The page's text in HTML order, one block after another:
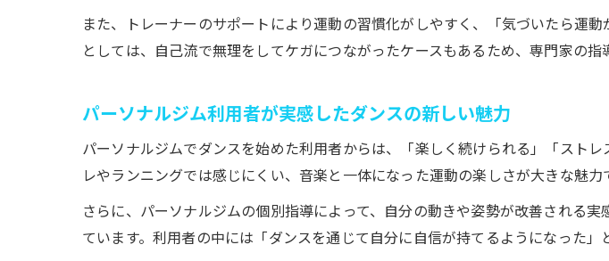
歩くよりも効果が高い
パーソナルジムで始める
パーソナルジムがサポ
パーソナルジムのダン
また、トレーナーのサポートにより運動の習慣化がしやすく、「気づいたら運
としては、自己流で無理をしてケガにつながったケースもあるため、専門家の指
パーソナルジム利用者が実感したダンスの新しい魅力
パーソナルジムでダンスを始めた利用者からは、「楽しく続けられる」「スト
レやランニングでは感じにくい、音楽と一体になった運動の楽しさが大きな魅力
さらに、パーソナルジムの個別指導によって、自分の動きや姿勢が改善される
ています。利用者の中には「ダンスを通じて自分に自信が持てるようになった